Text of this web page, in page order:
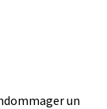
un